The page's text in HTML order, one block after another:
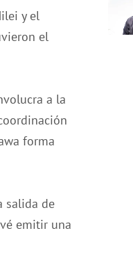
y el
el
a la
forma
salida de
emitir una